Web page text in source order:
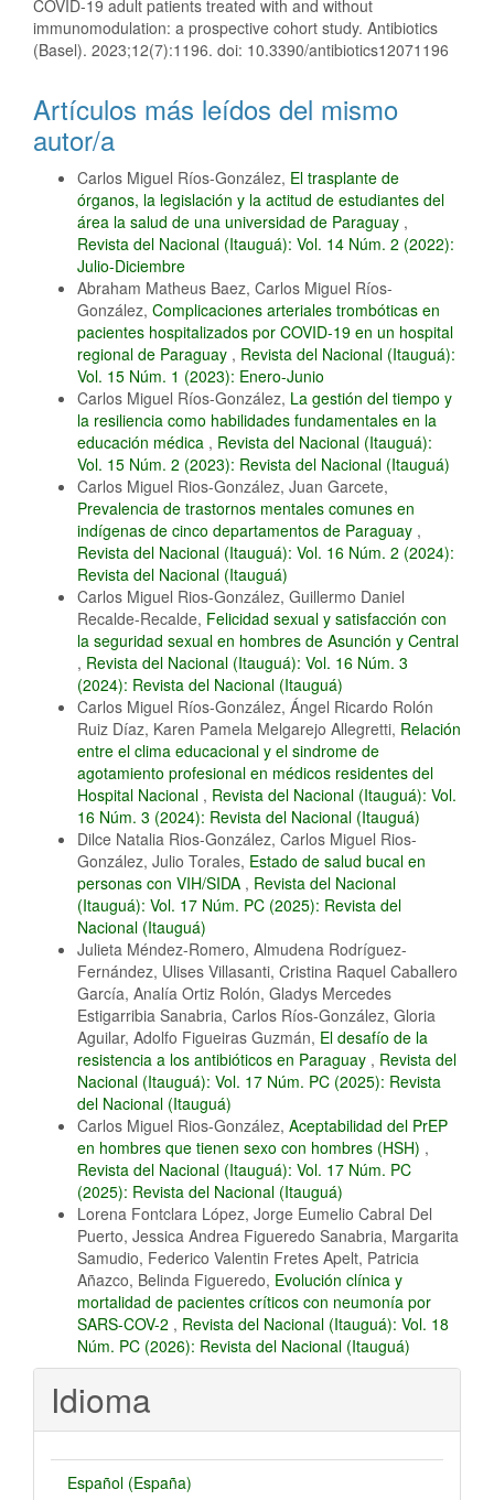
COVID-19 adult patients treated with and without
immunomodulation: a prospective cohort study. Antibiotics
(Basel). 2023;12(7):1196. doi: 10.3390/antibiotics12071196
Artículos más leídos del mismo
autor/a
Carlos Miguel Ríos-González, El trasplante de
órganos, la legislación y la actitud de estudiantes del
área la salud de una universidad de Paraguay ,
Revista del Nacional (Itauguá): Vol. 14 Núm. 2 (2022):
Julio-Diciembre
Abraham Matheus Baez, Carlos Miguel Ríos-
González, Complicaciones arteriales trombóticas en
pacientes hospitalizados por COVID-19 en un hospital
regional de Paraguay , Revista del Nacional (Itauguá):
Vol. 15 Núm. 1 (2023): Enero-Junio
Carlos Miguel Ríos-González, La gestión del tiempo y
la resiliencia como habilidades fundamentales en la
educación médica , Revista del Nacional (Itauguá):
Vol. 15 Núm. 2 (2023): Revista del Nacional (Itauguá)
Carlos Miguel Rios-González, Juan Garcete,
Prevalencia de trastornos mentales comunes en
indígenas de cinco departamentos de Paraguay ,
Revista del Nacional (Itauguá): Vol. 16 Núm. 2 (2024):
Revista del Nacional (Itauguá)
Carlos Miguel Rios-González, Guillermo Daniel
Recalde-Recalde, Felicidad sexual y satisfacción con
la seguridad sexual en hombres de Asunción y Central
, Revista del Nacional (Itauguá): Vol. 16 Núm. 3
(2024): Revista del Nacional (Itauguá)
Carlos Miguel Ríos-González, Ángel Ricardo Rolón
Ruiz Díaz, Karen Pamela Melgarejo Allegretti, Relación
entre el clima educacional y el sindrome de
agotamiento profesional en médicos residentes del
Hospital Nacional , Revista del Nacional (Itauguá): Vol.
16 Núm. 3 (2024): Revista del Nacional (Itauguá)
Dilce Natalia Rios-González, Carlos Miguel Rios-
González, Julio Torales, Estado de salud bucal en
personas con VIH/SIDA , Revista del Nacional
(Itauguá): Vol. 17 Núm. PC (2025): Revista del
Nacional (Itauguá)
Julieta Méndez-Romero, Almudena Rodríguez-
Fernández, Ulises Villasanti, Cristina Raquel Caballero
García, Analía Ortiz Rolón, Gladys Mercedes
Estigarribia Sanabria, Carlos Ríos-González, Gloria
Aguilar, Adolfo Figueiras Guzmán, El desafío de la
resistencia a los antibióticos en Paraguay , Revista del
Nacional (Itauguá): Vol. 17 Núm. PC (2025): Revista
del Nacional (Itauguá)
Carlos Miguel Rios-González, Aceptabilidad del PrEP
en hombres que tienen sexo con hombres (HSH) ,
Revista del Nacional (Itauguá): Vol. 17 Núm. PC
(2025): Revista del Nacional (Itauguá)
Lorena Fontclara López, Jorge Eumelio Cabral Del
Puerto, Jessica Andrea Figueredo Sanabria, Margarita
Samudio, Federico Valentin Fretes Apelt, Patricia
Añazco, Belinda Figueredo, Evolución clínica y
mortalidad de pacientes críticos con neumonía por
SARS-COV-2 , Revista del Nacional (Itauguá): Vol. 18
Núm. PC (2026): Revista del Nacional (Itauguá)
Idioma
Español (España)